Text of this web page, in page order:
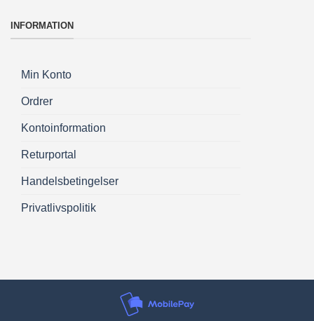
INFORMATION
Min Konto
Ordrer
Kontoinformation
Returportal
Handelsbetingelser
Privatlivspolitik